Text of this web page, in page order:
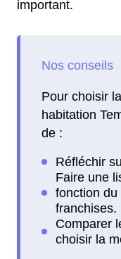
important.
Pour choisir
habitation
de :